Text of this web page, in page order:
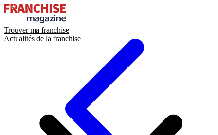
Trouver ma franchise
Actualités de la franchise